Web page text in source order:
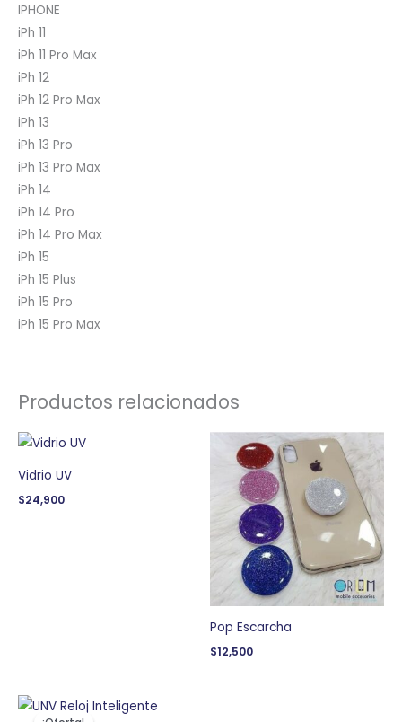
IPHONE
iPh 11
iPh 11 Pro Max
iPh 12
iPh 12 Pro Max
iPh 13
iPh 13 Pro
iPh 13 Pro Max
iPh 14
iPh 14 Pro
iPh 14 Pro Max
iPh 15
iPh 15 Plus
iPh 15 Pro
iPh 15 Pro Max
Productos relacionados
Vidrio UV
$24,900
Pop Escarcha
$12,500
El
precio
El
precio